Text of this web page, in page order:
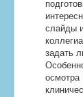
слайды
задать
осмотра